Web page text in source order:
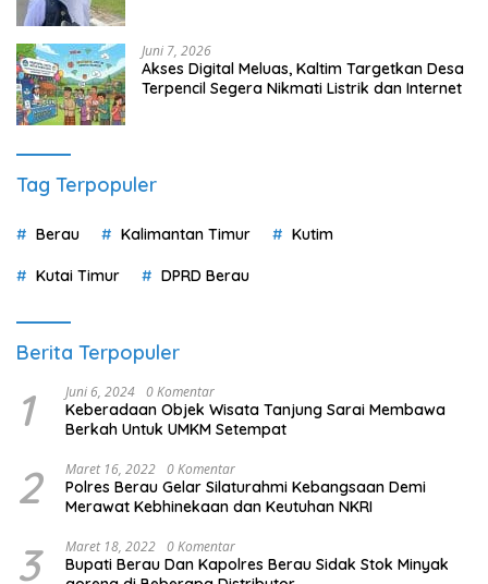
Juni 7, 2026
Akses Digital Meluas, Kaltim Targetkan Desa
Terpencil Segera Nikmati Listrik dan Internet
Tag Terpopuler
Berau Kalimantan Timur Kutim
Kutai Timur DPRD Berau
Berita Terpopuler
1 Juni 6, 2024 0 Komentar
Keberadaan Objek Wisata Tanjung Sarai Membawa
Berkah Untuk UMKM Setempat
2 Maret 16, 2022 0 Komentar
Polres Berau Gelar Silaturahmi Kebangsaan Demi
Merawat Kebhinekaan dan Keutuhan NKRI
3 Maret 18, 2022 0 Komentar
Bupati Berau Dan Kapolres Berau Sidak Stok Minyak